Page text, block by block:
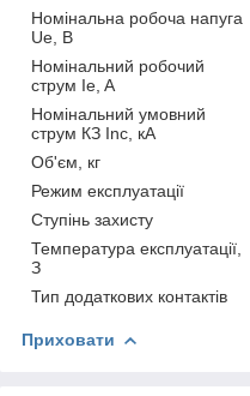
Номінальна робоча напуга
Ue, В
Номінальний робочий
струм Ie, A
Номінальний умовний
струм КЗ Inc, кА
Об'єм, кг
Режим експлуатації
Ступінь захисту
Температура експлуатації,
З
Тип додаткових контактів
Приховати